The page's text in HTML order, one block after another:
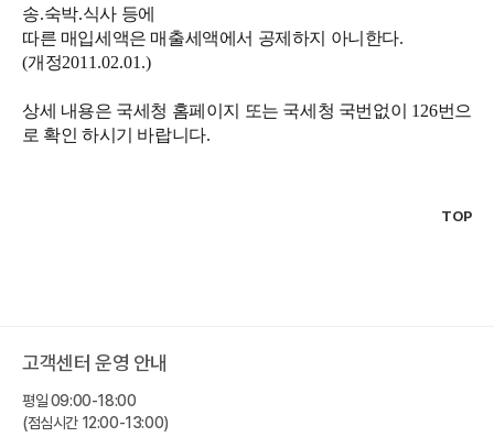
송.숙박.식사 등에
따른 매입세액은 매출세액에서 공제하지 아니한다.
(개정2011.02.01.)
상세 내용은 국세청 홈페이지 또는 국세청 국번없이 126번으
로 확인 하시기 바랍니다.
TOP
고객센터 운영 안내
평일 09:00-18:00
(점심시간 12:00-13:00)